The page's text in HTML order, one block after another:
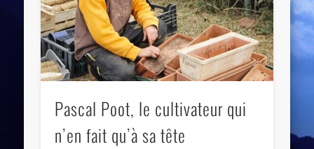
Pascal Poot, le cultivateur qui
n’en fait qu’à sa tête